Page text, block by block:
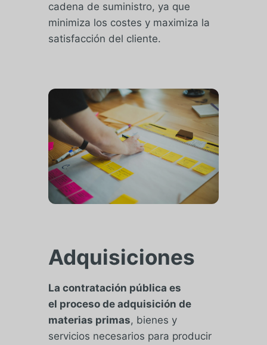
cadena de suministro, ya que
minimiza los costes y maximiza la
satisfacción del cliente.
Adquisiciones
La contratación pública es
el proceso de adquisición de
materias primas, bienes y
servicios necesarios para producir